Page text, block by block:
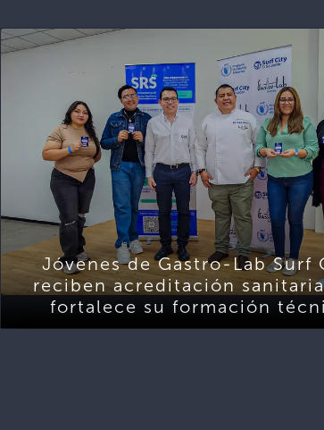
Jóvenes de Gastro-Lab Surf
reciben acreditación
fortalece su formación